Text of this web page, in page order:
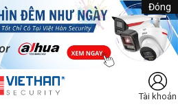
Đóng
Tài khoản